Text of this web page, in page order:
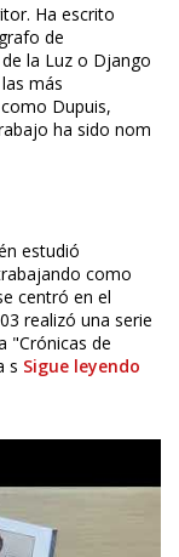
Ha escrito
de
la Luz o Django
más
Dupuis,
ha sido nom
estudió
como
centró en el
realizó una serie
"Crónicas de
s Sigue leyendo